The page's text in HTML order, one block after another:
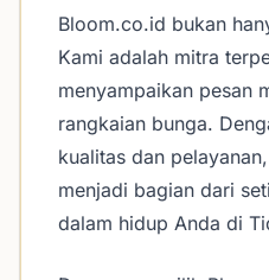
Bloom.co.id bukan
Kami adalah mitra
menyampaikan pesan
rangkaian bunga.
kualitas dan
menjadi bagian dari
dalam hidup Anda di